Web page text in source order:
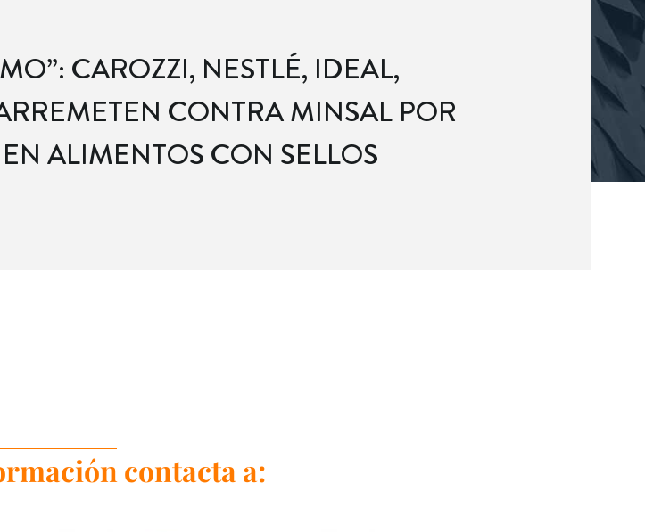
CAROZZI, NESTLÉ, IDEAL,
CONTRA MINSAL POR
ALIMENTOS CON SELLOS
contacta a: